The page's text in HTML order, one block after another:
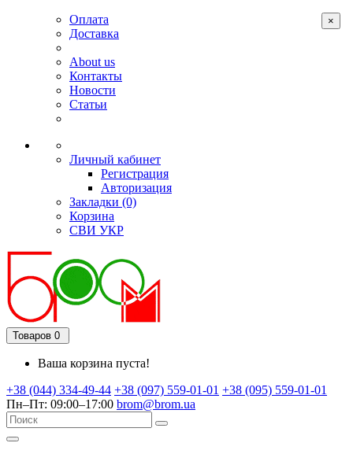
Оплата
Доставка
About us
Контакты
Новости
Статьи
Личный кабинет
Регистрация
Авторизация
Закладки (0)
Корзина
СВИ УКР
Товаров 0
Ваша корзина пуста!
+38 (044) 334-49-44 +38 (097) 559-01-01 +38 (095) 559-01-01
Пн–Пт: 09:00–17:00 brom@brom.ua
×